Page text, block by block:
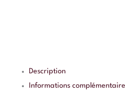
Description
Informations